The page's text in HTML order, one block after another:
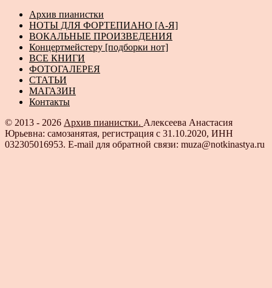
Архив пианистки
НОТЫ ДЛЯ ФОРТЕПИАНО [А-Я]
ВОКАЛЬНЫЕ ПРОИЗВЕДЕНИЯ
Концертмейстеру [подборки нот]
ВСЕ КНИГИ
ФОТОГАЛЕРЕЯ
СТАТЬИ
МАГАЗИН
Контакты
© 2013 - 2026 Архив пианистки. Алексеева Анастасия
Юрьевна: самозанятая, регистрация с 31.10.2020, ИНН
032305016953. E-mail для обратной связи: muza@notkinastya.ru